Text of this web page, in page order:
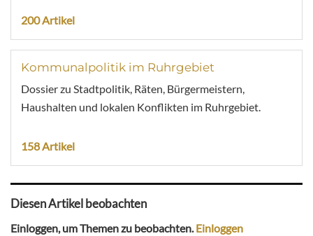
200 Artikel
Kommunalpolitik im Ruhrgebiet
Dossier zu Stadtpolitik, Räten, Bürgermeistern,
Haushalten und lokalen Konflikten im Ruhrgebiet.
158 Artikel
Diesen Artikel beobachten
Einloggen, um Themen zu beobachten.Einloggen